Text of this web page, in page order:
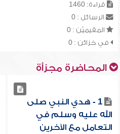
قراءة: 1460
الرسائل : 0
المقيميّن : 0
في خزائن : 0
المحاضرة مجزأة
1 - هدي النبي صلى
الله عليه وسلم في
التعامل مع الآخرين